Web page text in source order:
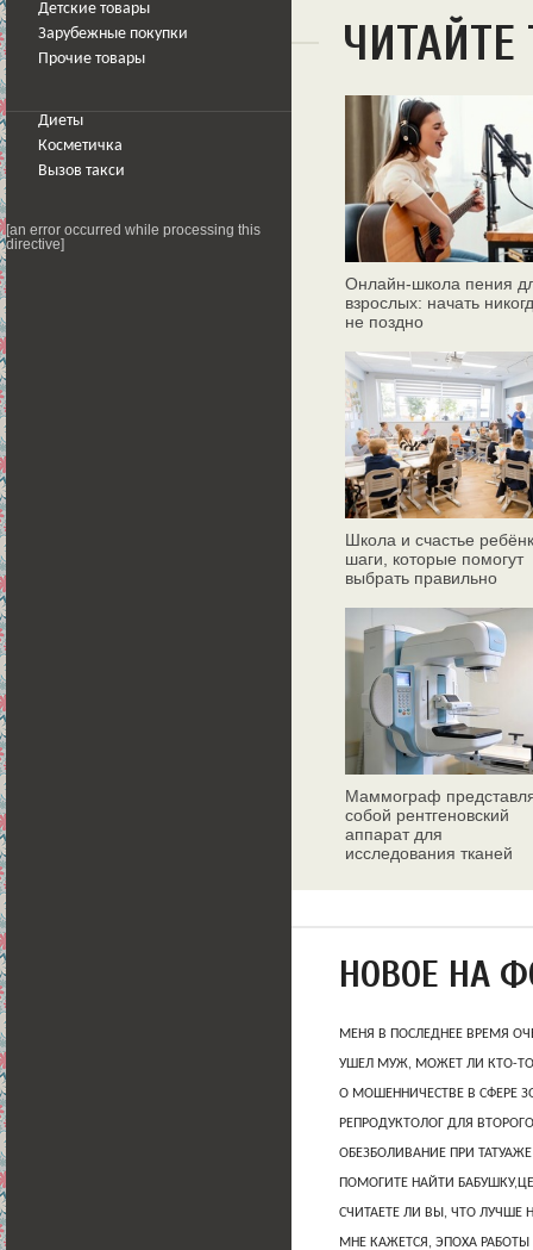
Детские товары
Зарубежные покупки
Прочие товары
Диеты
Косметичка
Вызов такси
[an error occurred while processing this
directive]
Онлайн‑школа пения
взрослых: начать
не поздно
Школа и счастье
шаги, которые помогут
выбрать правильно
Маммограф
собой рентгеновский
аппарат для
исследования тканей
НОВОЕ НА
МЕНЯ В ПОСЛЕДНЕЕ ВРЕМЯ
УШЕЛ МУЖ, МОЖЕТ ЛИ КТО-ТО
О МОШЕННИЧЕСТВЕ В СФЕРЕ
РЕПРОДУКТОЛОГ ДЛЯ
ОБЕЗБОЛИВАНИЕ ПРИ
ПОМОГИТЕ НАЙТИ
СЧИТАЕТЕ ЛИ ВЫ, ЧТО ЛУЧШЕ
МНЕ КАЖЕТСЯ, ЭПОХА